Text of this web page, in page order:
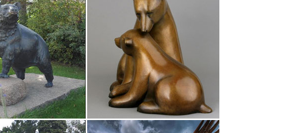
Статуэтка ”Собака” (Pavone) 1 190 руб. 1 700 руб. -20%.
2 770 руб.
«Райские подарки» по лучшей цене в Москве и СПб с доставкой!
по низкой цене!
из самых редких и уникальных произведений эпохи неолита в
и отсутствие четких половых признаков: создавал ли скульптор